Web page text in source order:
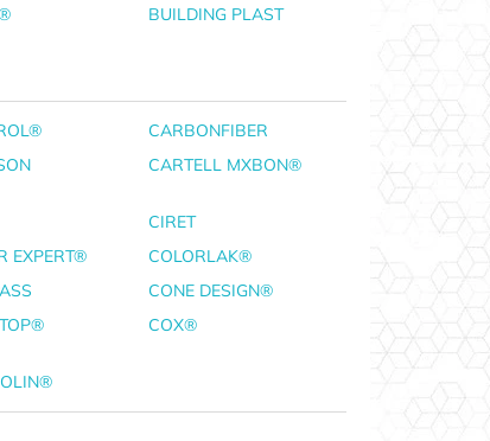
BUILDING PLAST
CARBONFIBER
CARTELL MXBON®
CIRET
EXPERT®
COLORLAK®
CONE DESIGN®
COX®